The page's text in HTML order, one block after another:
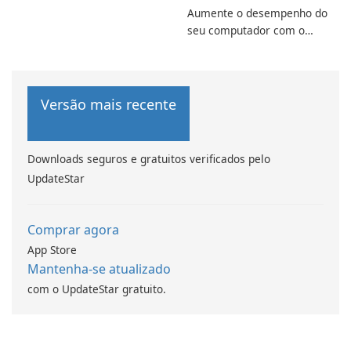
Aumente o desempenho do
seu computador com o
Versão mais recente
Downloads seguros e gratuitos verificados pelo
UpdateStar
Comprar agora
App Store
Mantenha-se atualizado
com o UpdateStar gratuito.